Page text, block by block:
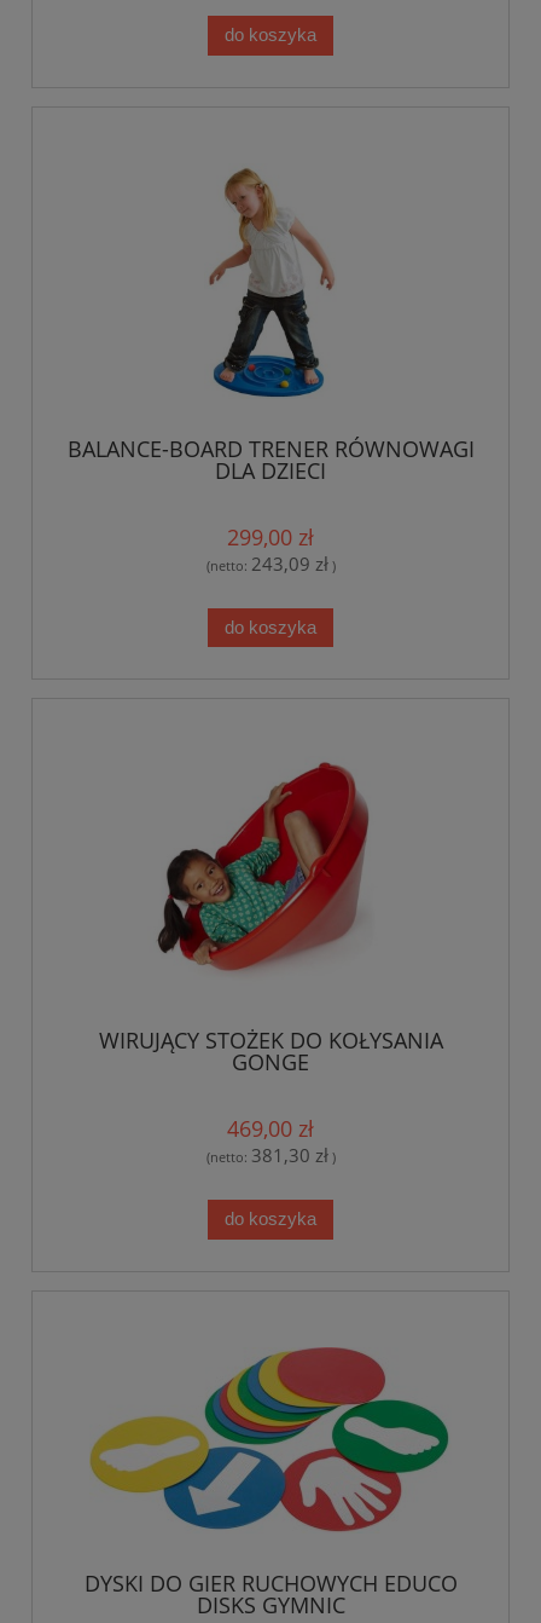
do koszyka
BALANCE-BOARD TRENER RÓWNOWAGI
DLA DZIECI
299,00 zł
(netto: 243,09 zł)
do koszyka
WIRUJĄCY STOŻEK DO KOŁYSANIA
GONGE
469,00 zł
(netto: 381,30 zł)
do koszyka
DYSKI DO GIER RUCHOWYCH EDUCO
DISKS GYMNIC